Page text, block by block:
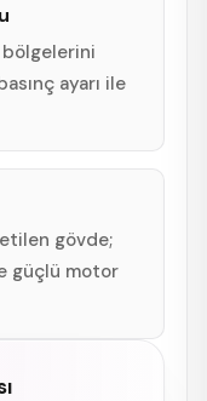
ayarı ile
gövde;
güçlü motor